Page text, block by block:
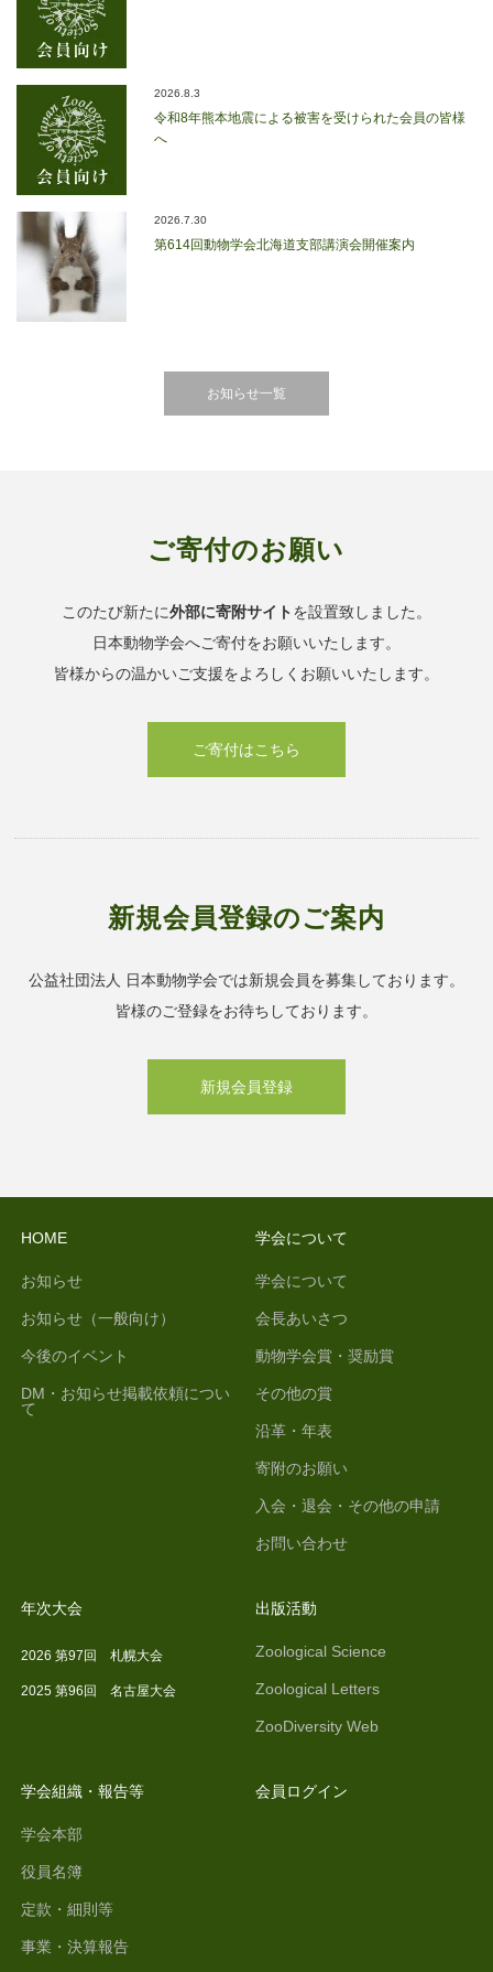
2026.8.3
令和8年熊本地震による被害を受けられた会員の皆様
へ
2026.7.30
第614回動物学会北海道支部講演会開催案内
お知らせ一覧
ご寄付のお願い
このたび新たに外部に寄附サイトを設置致しました。
日本動物学会へご寄付をお願いいたします。
皆様からの温かいご支援をよろしくお願いいたします。
ご寄付はこちら
新規会員登録のご案内
公益社団法人 日本動物学会では新規会員を募集しております。
皆様のご登録をお待ちしております。
新規会員登録
HOME
お知らせ
お知らせ（一般向け）
今後のイベント
DM・お知らせ掲載依頼につい
て
学会について
学会について
会長あいさつ
動物学会賞・奨励賞
その他の賞
沿革・年表
寄附のお願い
入会・退会・その他の申請
お問い合わせ
年次大会
2026 第97回 札幌大会
2025 第96回 名古屋大会
出版活動
Zoological Science
Zoological Letters
ZooDiversity Web
学会組織・報告等
学会本部
役員名簿
定款・細則等
事業・決算報告
会員ログイン